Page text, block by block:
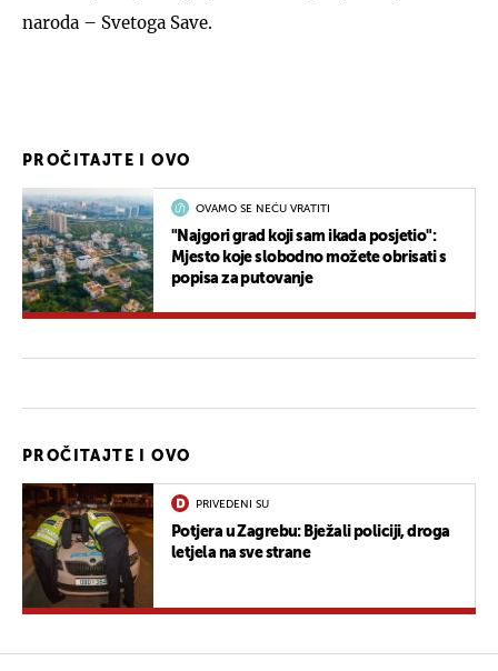
naroda – Svetoga Save.
PROČITAJTE I OVO
OVAMO SE NEĆU VRATITI
"Najgori grad koji sam ikada posjetio":
Mjesto koje slobodno možete obrisati s
popisa za putovanje
PROČITAJTE I OVO
PRIVEDENI SU
Potjera u Zagrebu: Bježali policiji, droga
letjela na sve strane